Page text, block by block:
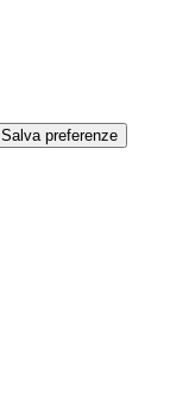
Salva preferenze